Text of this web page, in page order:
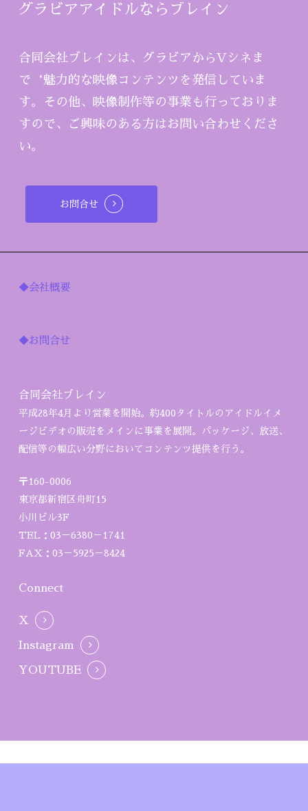
グラビアアイドルならブレイン
合同会社ブレインは、グラビアからVシネま
で‘魅力的な映像コンテンツを発信していま
す。その他、映像制作等の事業も行っておりま
すので、ご興味のある方はお問い合わせくださ
い。
お問合せ
◆会社概要
◆お問合せ
合同会社ブレイン
平成28年4月より営業を開始。約400タイトルのアイドルイメ
ージビデオの販売をメインに事業を展開。パッケージ、放送、
配信等の幅広い分野においてコンテンツ提供を行う。
〒160-0006
東京都新宿区舟町15
小川ビル3F
TEL：03－6380－1741
FAX：03－5925－8424
Connect
X
Instagram
YOUTUBE